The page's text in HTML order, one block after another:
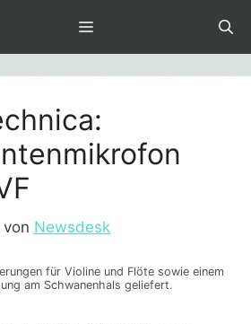
MENÜ
von Newsdesk
für Violine und Flöte sowie einem
am Schwanenhals geliefert.